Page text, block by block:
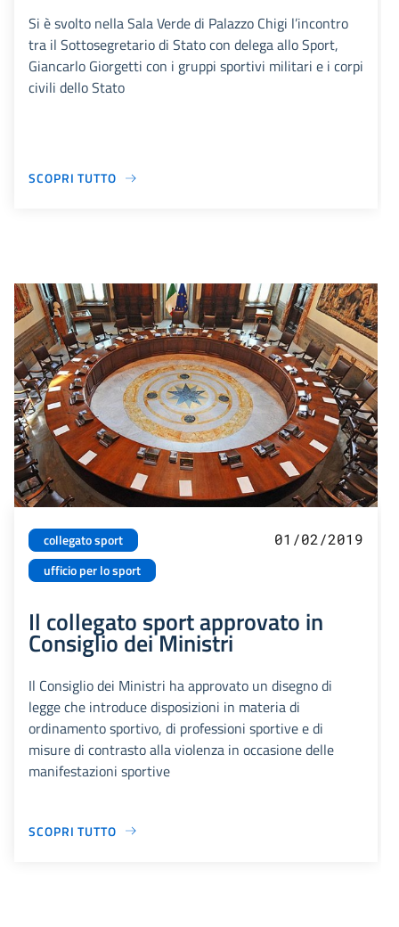
Si è svolto nella Sala Verde di Palazzo Chigi l’incontro
tra il Sottosegretario di Stato con delega allo Sport,
Giancarlo Giorgetti con i gruppi sportivi militari e i corpi
civili dello Stato
SCOPRI TUTTO
collegato sport
ufficio per lo sport
01/02/2019
Il collegato sport approvato in
Consiglio dei Ministri
Il Consiglio dei Ministri ha approvato un disegno di
legge che introduce disposizioni in materia di
ordinamento sportivo, di professioni sportive e di
misure di contrasto alla violenza in occasione delle
manifestazioni sportive
SCOPRI TUTTO